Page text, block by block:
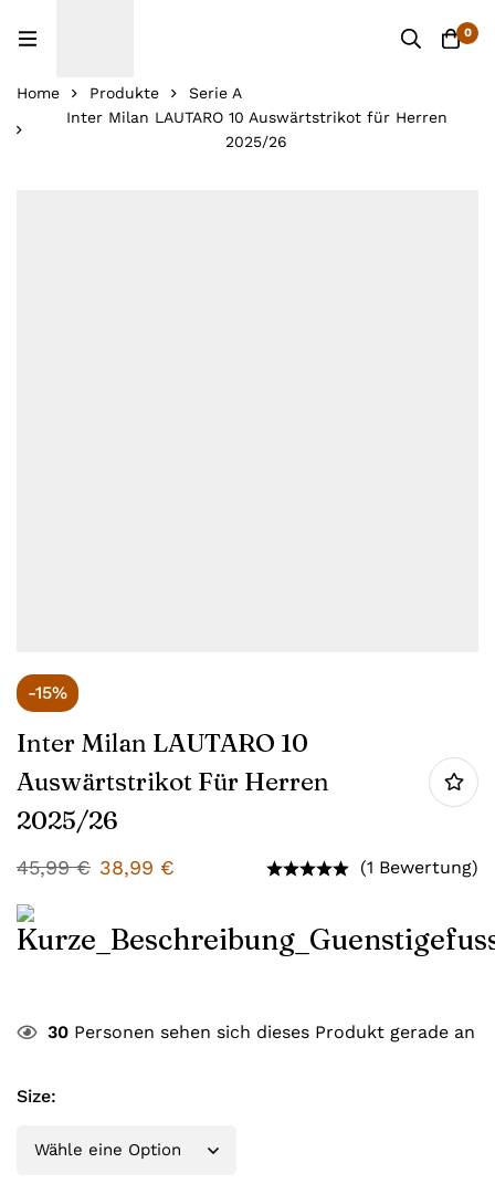
0
Home Produkte
Serie A
Inter Milan LAUTARO 10 Auswärtstrikot für Herren
2025/26
-15%
Inter Milan LAUTARO 10
Auswärtstrikot Für Herren
2025/26
45,99€ 38,99 € (1 Bewertung)
30 Personen sehen sich dieses Produkt gerade an
Size: